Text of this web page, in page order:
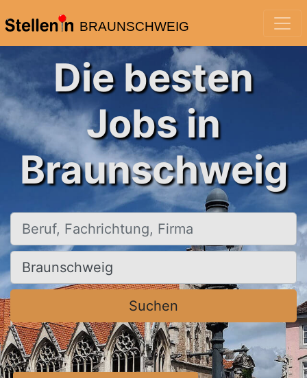
BRAUNSCHWEIG
Die besten
Jobs in
Braunschweig
Beruf, Fachrichtung, Firma
Ort, Stadt
Suchen